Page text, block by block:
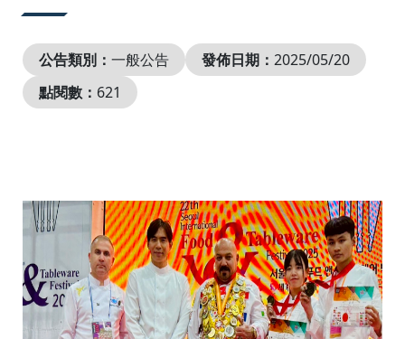
公告類別： 一般公告 發佈日期： 2025/05/20
點閱數： 621